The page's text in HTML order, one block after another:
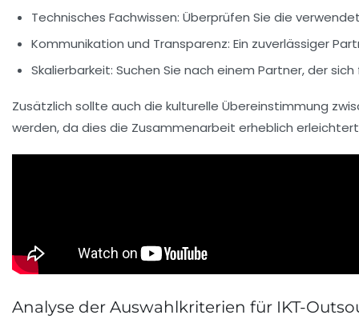
Technisches Fachwissen: Überprüfen Sie die
Kommunikation und Transparenz: Ein zuverlässiger
Skalierbarkeit: Suchen Sie nach einem Partner, der
Zusätzlich sollte auch die kulturelle Übereinstimmung
werden, da dies die Zusammenarbeit erheblich
Analyse der Auswahlkriterien für IKT-